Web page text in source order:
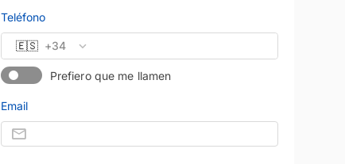
Teléfono
🇪🇸 +34
Prefiero que me llamen
Email